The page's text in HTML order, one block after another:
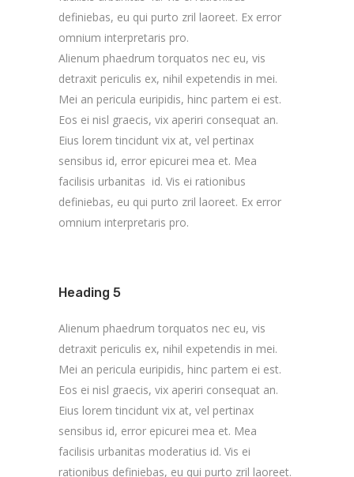
definiebas, eu qui purto zril laoreet. Ex error
omnium interpretaris pro.
Alienum phaedrum torquatos nec eu, vis
detraxit periculis ex, nihil expetendis in mei.
Mei an pericula euripidis, hinc partem ei est.
Eos ei nisl graecis, vix aperiri consequat an.
Eius lorem tincidunt vix at, vel pertinax
sensibus id, error epicurei mea et. Mea
facilisis urbanitas id. Vis ei rationibus
definiebas, eu qui purto zril laoreet. Ex error
omnium interpretaris pro.
Heading 5
Alienum phaedrum torquatos nec eu, vis
detraxit periculis ex, nihil expetendis in mei.
Mei an pericula euripidis, hinc partem ei est.
Eos ei nisl graecis, vix aperiri consequat an.
Eius lorem tincidunt vix at, vel pertinax
sensibus id, error epicurei mea et. Mea
facilisis urbanitas moderatius id. Vis ei
rationibus definiebas, eu qui purto zril laoreet.